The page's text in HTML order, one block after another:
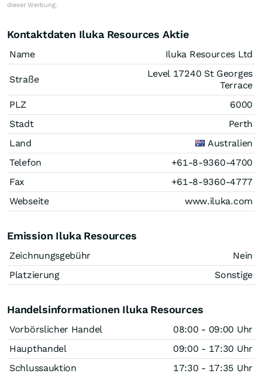
dieser Werbung.
Kontaktdaten Iluka Resources Aktie
Name Iluka Resources Ltd
Straße
Level 17240 St Georges
Terrace
PLZ
6000
Stadt
Perth
Land
Australien
Telefon
+61-8-9360-4700
Fax
+61-8-9360-4777
Webseite
www.iluka.com
Emission Iluka Resources
Zeichnungsgebühr
Nein
Platzierung
Sonstige
Handelsinformationen Iluka Resources
Vorbörslicher Handel
08:00 - 09:00 Uhr
Haupthandel
09:00 - 17:30 Uhr
Schlussauktion
17:30 - 17:35 Uhr